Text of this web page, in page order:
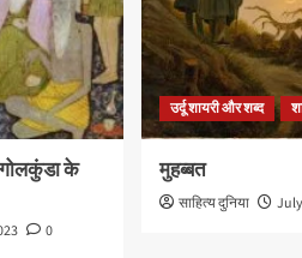
के
0
उर्दू शायरी और शब्द
मुहब्बत
साहित्य दुनिया